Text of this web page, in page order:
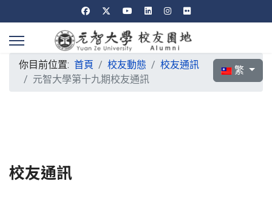
選擇你的語言
繁
你目前位置: 首頁 校友動態
校友通訊
元智大學第十九期校友通訊
校友通訊